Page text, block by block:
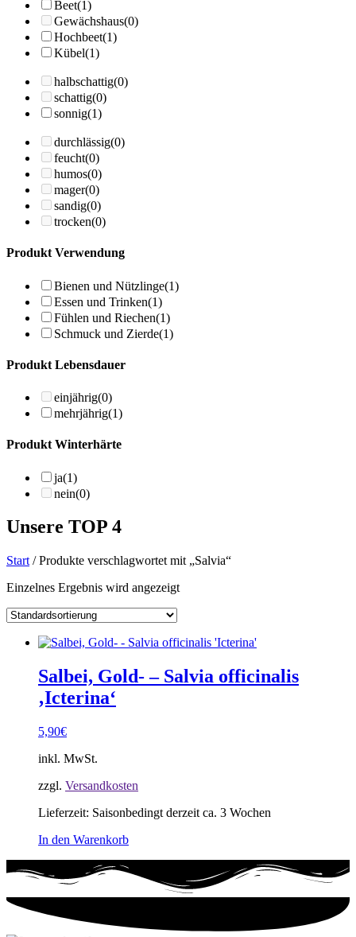
Beet(1)
Gewächshaus(0)
Hochbeet(1)
Kübel(1)
halbschattig(0)
schattig(0)
sonnig(1)
durchlässig(0)
feucht(0)
humos(0)
mager(0)
sandig(0)
trocken(0)
Produkt Verwendung
Bienen und Nützlinge(1)
Essen und Trinken(1)
Fühlen und Riechen(1)
Schmuck und Zierde(1)
Produkt Lebensdauer
einjährig(0)
mehrjährig(1)
Produkt Winterhärte
ja(1)
nein(0)
Unsere TOP 4
Start / Produkte verschlagwortet mit „Salvia“
Einzelnes Ergebnis wird angezeigt
Salbei, Gold- – Salvia officinalis
‚Icterina‘
5,90€
inkl. MwSt.
zzgl. Versandkosten
Lieferzeit: Saisonbedingt derzeit ca. 3 Wochen
In den Warenkorb